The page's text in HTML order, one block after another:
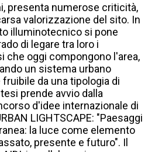
presenta numerose criticità,
valorizzazione del sito. In
illuminotecnico si pone
di legare tra loro i
oggi compongono l'area,
un sistema urbano
da una tipologia di
prende avvio dalla
d'idee internazionale di
LIGHTSCAPE: "Paesaggi
la luce come elemento
presente e futuro". Il